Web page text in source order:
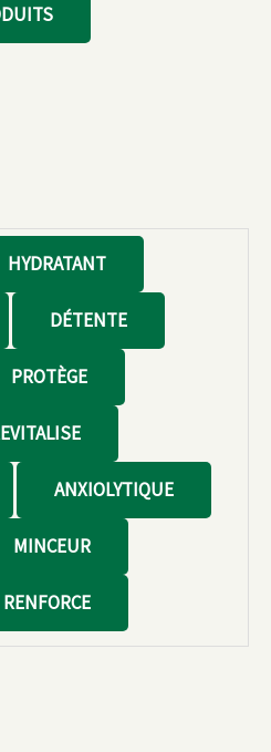
HYDRATANT
DÉTENTE
PROTÈGE
ANXIOLYTIQUE
MINCEUR
RENFORCE